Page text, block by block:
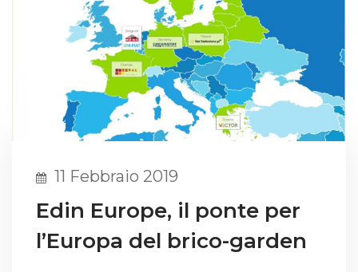
11 Febbraio 2019
Edin Europe, il ponte per
l’Europa del brico-garden